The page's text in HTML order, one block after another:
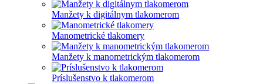
Manžety k digitálnym tlakomerom
Manometrické tlakomery
Manžety k manometrickým tlakomerom
Príslušenstvo k tlakomerom